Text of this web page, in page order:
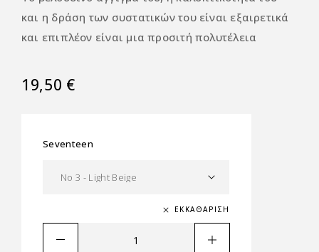
και η δράση των συστατικών του είναι εξαιρετικά
και επιπλέον είναι μια προσιτή πολυτέλεια
19,50 €
Seventeen
ΕΚΚΑΘΆΡΙΣΗ